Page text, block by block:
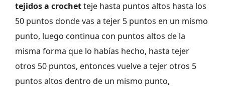
tejidos a crochetteje hasta puntos altos hasta los
50 puntos donde vas a tejer 5 puntos en un mismo
punto, luego continua con puntos altos de la
misma forma que lo habías hecho, hasta tejer
otros 50 puntos, entonces vuelve a tejer otros 5
puntos altos dentro de un mismo punto,